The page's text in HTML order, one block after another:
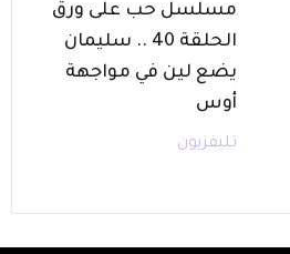
مسلسل حب على ورق
الحلقة 40 .. سليمان
يضع لين في مواجهة
أوس
تليفزيون